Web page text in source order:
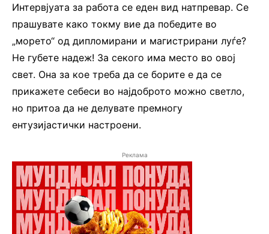
Интервјуата за работа се еден вид натпревар. Се
прашувате како токму вие да победите во
„морето“ од дипломирани и магистрирани луѓе?
Не губете надеж! За секого има место во овој
свет. Она за кое треба да се борите е да се
прикажете себеси во најдоброто можно светло,
но притоа да не делувате премногу
ентузијастички настроени.
Реклама